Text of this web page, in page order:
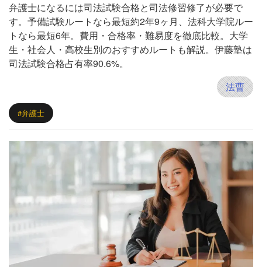
弁護士になるには司法試験合格と司法修習修了が必要で
す。予備試験ルートなら最短約2年9ヶ月、法科大学院ルー
トなら最短6年。費用・合格率・難易度を徹底比較。大学
生・社会人・高校生別のおすすめルートも解説。伊藤塾は
司法試験合格占有率90.6%。
法曹
#弁護士